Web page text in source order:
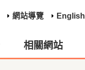
網站導覽 English
相關網站